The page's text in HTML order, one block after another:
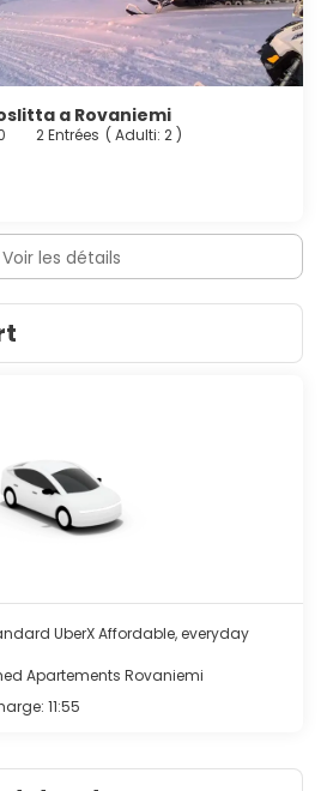
a Rovaniemi
2 Entrées ( Adulti: 2 )
Voir les détails
UberX Affordable, everyday
Apartements Rovaniemi
11:55